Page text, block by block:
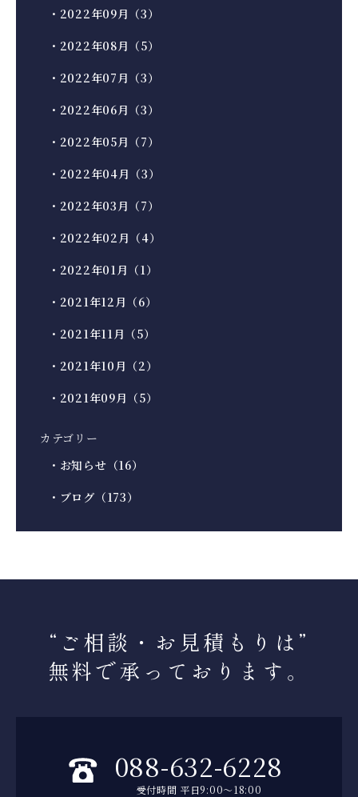
・2022年09月（3）
・2022年08月（5）
・2022年07月（3）
・2022年06月（3）
・2022年05月（7）
・2022年04月（3）
・2022年03月（7）
・2022年02月（4）
・2022年01月（1）
・2021年12月（6）
・2021年11月（5）
・2021年10月（2）
・2021年09月（5）
カテゴリー
・お知らせ（16）
・ブログ（173）
“ご相談・お見積もりは ”
無料で承っております。
088-632-6228
受付時間 平日9:00～18:00